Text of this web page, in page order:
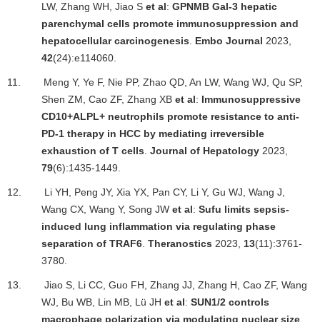
LW, Zhang WH, Jiao S et al: GPNMB Gal-3 hepatic
parenchymal cells promote immunosuppression and
hepatocellular carcinogenesis. Embo Journal 2023,
42(24):e114060.
11.
Meng Y, Ye F, Nie PP, Zhao QD, An LW, Wang WJ, Qu SP,
Shen ZM, Cao ZF, Zhang XB et al: Immunosuppressive
CD10+ALPL+ neutrophils promote resistance to anti-
PD-1 therapy in HCC by mediating irreversible
exhaustion of T cells. Journal of Hepatology 2023,
79(6):1435-1449.
12.
Li YH, Peng JY, Xia YX, Pan CY, Li Y, Gu WJ, Wang J,
Wang CX, Wang Y, Song JW et al: Sufu limits sepsis-
induced lung inflammation via regulating phase
separation of TRAF6. Theranostics 2023, 13(11):3761-
3780.
13.
Jiao S, Li CC, Guo FH, Zhang JJ, Zhang H, Cao ZF, Wang
WJ, Bu WB, Lin MB, Lü JH et al: SUN1/2 controls
macrophage polarization via modulating nuclear size